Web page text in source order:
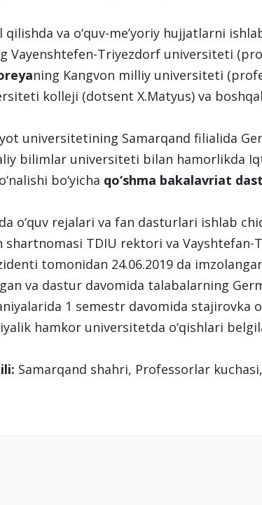
va o‘quv-me’yoriy hujjatlarni
Vayenshtefen-Triyezdorf universiteti
ning Kangvon milliy universiteti
kolleji (dotsent X.Matyus) va
universitetining Samarqand filialida
bilimlar universiteti bilan hamorlikda
bo‘yicha qo‘shma bakalavriat
o‘quv rejalari va fan dasturlari ishlab
shartnomasi TDIU rektori va Vayshtefan-
tomonidan 24.06.2019 da
va dastur davomida talabalarning
1 semestr davomida stajirovka
hamkor universitetda o‘qishlari
Samarqand shahri, Professorlar